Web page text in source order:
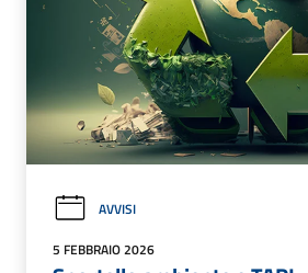
AVVISI
5 FEBBRAIO 2026